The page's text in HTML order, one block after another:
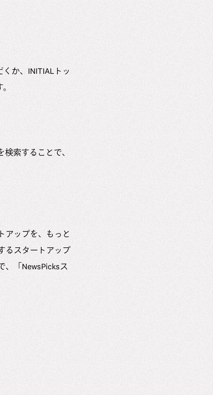
か、INITIALトッ
索することで、
アップを、もっと
るスタートアップ
、「NewsPicksス